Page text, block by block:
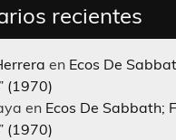
recientes
en Ecos De
(1970)
en Ecos De Sabbath;
(1970)